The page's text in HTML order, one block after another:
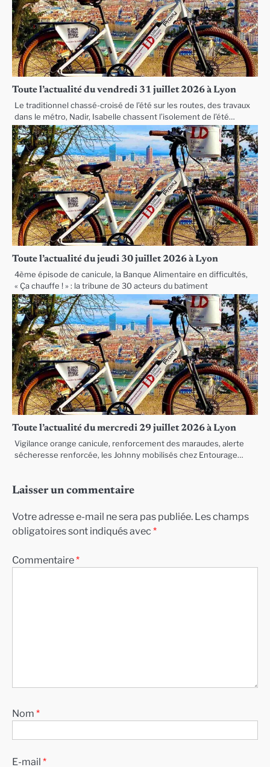
Toute l’actualité du vendredi 31 juillet 2026 à Lyon
Le traditionnel chassé-croisé de l’été sur les routes, des travaux
dans le métro, Nadir, Isabelle chassent l’isolement de l’été…
Toute l’actualité du jeudi 30 juillet 2026 à Lyon
4ème épisode de canicule, la Banque Alimentaire en difficultés,
« Ça chauffe ! » : la tribune de 30 acteurs du batiment
Toute l’actualité du mercredi 29 juillet 2026 à Lyon
Vigilance orange canicule, renforcement des maraudes, alerte
sécheresse renforcée, les Johnny mobilisés chez Entourage…
Laisser un commentaire
Votre adresse e-mail ne sera pas publiée. Les champs
obligatoires sont indiqués avec *
Commentaire*
Nom *
E-mail *